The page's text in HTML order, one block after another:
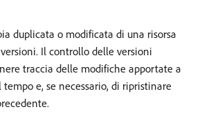
duplicata o modificata di una risorsa
Il controllo delle versioni
traccia delle modifiche apportate a
tempo e, se necessario, di ripristinare